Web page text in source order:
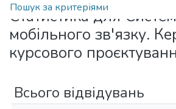
Пошук за критеріями
Статистика для
мобільного зв'язку.
курсового
Всього відвідувань